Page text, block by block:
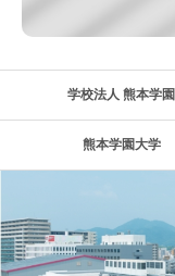
学校法人 熊本学園
熊本学園大学